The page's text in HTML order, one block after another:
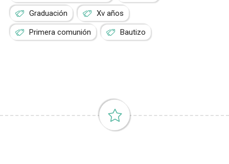
Graduación Xv años
Primera comunión Bautizo